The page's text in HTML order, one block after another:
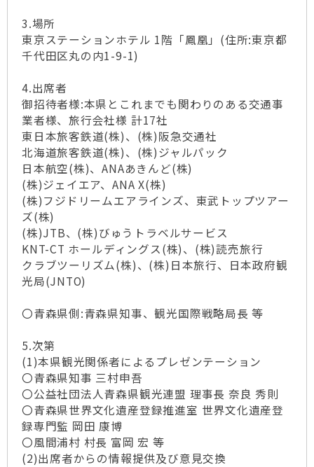
3.場所
東京ステーションホテル 1階「鳳凰」(住所:東京都
千代田区丸の内1-9-1)
4.出席者
御招待者様:本県とこれまでも関わりのある交通事
業者様、旅行会社様 計17社
東日本旅客鉄道(株)、(株)阪急交通社
北海道旅客鉄道(株)、(株)ジャルパック
日本航空(株)、ANAあきんど(株)
(株)ジェイエア、ANA X(株)
(株)フジドリームエアラインズ、東武トップツアー
ズ(株)
(株)JTB、(株)びゅうトラベルサービス
KNT-CT ホールディングス(株)、(株)読売旅行
クラブツーリズム(株)、(株)日本旅行、日本政府観
光局(JNTO)
〇青森県側:青森県知事、観光国際戦略局長 等
5.次第
(1)本県観光関係者によるプレゼンテーション
〇青森県知事 三村申吾
〇公益社団法人青森県観光連盟 理事長 奈良 秀則
〇青森県世界文化遺産登録推進室 世界文化遺産登
録専門監 岡田 康博
〇風間浦村 村長 富岡 宏 等
(2)出席者からの情報提供及び意見交換